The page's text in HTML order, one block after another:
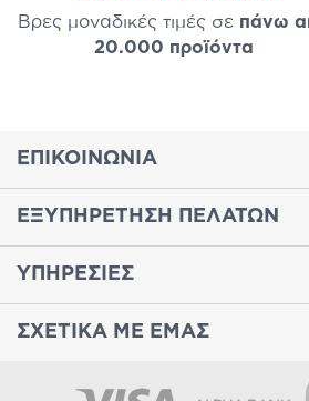
Βρες μοναδικές τιμές σε πάνω
20.000 προϊόντα
ΕΠΙΚΟΙΝΩΝΙΑ
ΕΞΥΠΗΡΕΤΗΣΗ ΠΕΛΑΤΩΝ
ΥΠΗΡΕΣΙΕΣ
ΣΧΕΤΙΚΑ ΜΕ ΕΜΑΣ